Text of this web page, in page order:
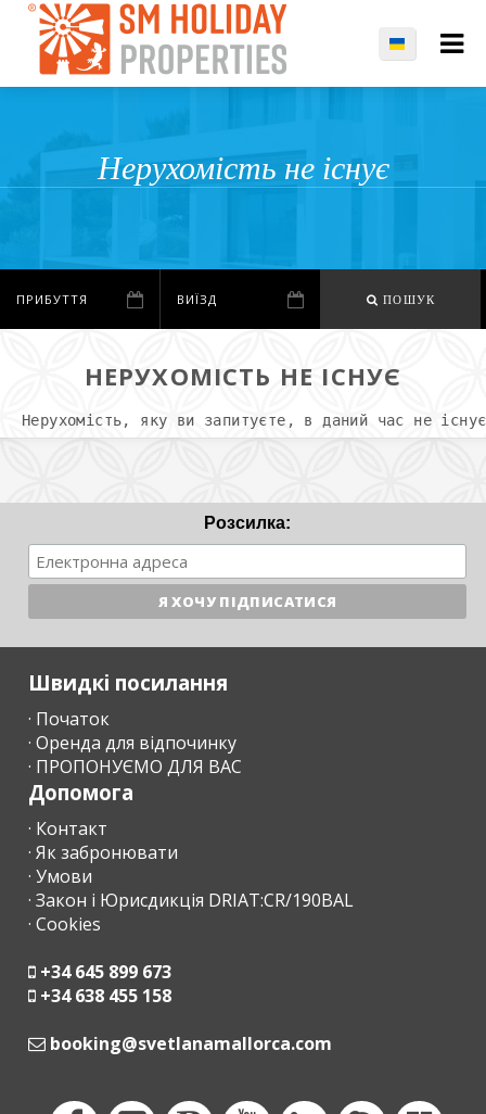
Нерухомість не існує
ПОШУК
НЕРУХОМІСТЬ НЕ ІСНУЄ
Нерухомість, яку ви запитуєте, в даний час не
Розсилка:
Швидкі посилання
· Початок
· Оренда для відпочинку
· ПРОПОНУЄМО ДЛЯ ВАС
Допомога
· Контакт
· Як забронювати
· Умови
· Закон і Юрисдикція DRIAT:CR/190BAL
· Cookies
+34 645 899 673
+34 638 455 158
moc.acrollamanaltevs@gnikoob